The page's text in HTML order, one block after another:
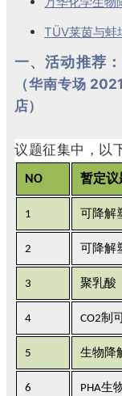
TÜV莱茵与蚌
一、活动推荐：
（华南专场
店）
议题征集中，以
NO 暂定议
1 可降解
2 可降解
3 聚乳酸
4 CO2制
5 生物降
6 PHA生